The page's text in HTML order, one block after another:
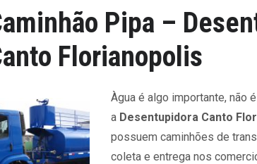
Pipa –
Florianopolis
Àgua é algo importante, não
a Desentupidora Canto
possuem caminhões de
coleta e entrega nos